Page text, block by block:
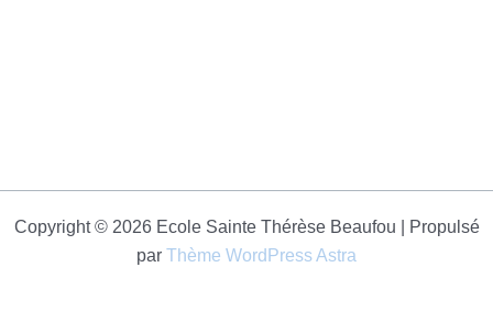
Copyright © 2026 Ecole Sainte Thérèse Beaufou | Propulsé
par Thème WordPress Astra